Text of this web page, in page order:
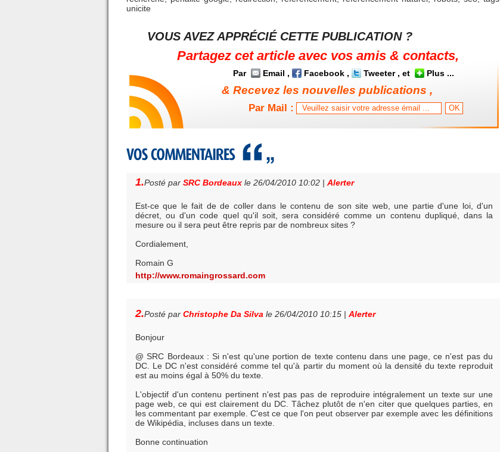
unicite
VOUS AVEZ APPRÉCIÉ CETTE PUBLICATION ?
Partagez cet article avec vos amis & contacts,
Par Email , Facebook , Tweeter, et Plus ...
& Recevez les nouvelles publications ,
Par Mail :
1.Posté par SRC Bordeaux le 26/04/2010 10:02 | Alerter
Est-ce que le fait de de coller dans le contenu de son site web, une partie d'une loi, d'un
décret, ou d'un code quel qu'il soit, sera considéré comme un contenu dupliqué, dans la
mesure ou il sera peut être repris par de nombreux sites ?
Cordialement,
Romain G
http://www.romaingrossard.com
2.Posté par Christophe Da Silva le 26/04/2010 10:15 | Alerter
Bonjour
@ SRC Bordeaux : Si n'est qu'une portion de texte contenu dans une page, ce n'est pas du
DC. Le DC n'est considéré comme tel qu'à partir du moment où la densité du texte reproduit
est au moins égal à 50% du texte.
L'objectif d'un contenu pertinent n'est pas pas de reproduire intégralement un texte sur une
page web, ce qui est clairement du DC. Tâchez plutôt de n'en citer que quelques parties, en
les commentant par exemple. C'est ce que l'on peut observer par exemple avec les définitions
de Wikipédia, incluses dans un texte.
Bonne continuation